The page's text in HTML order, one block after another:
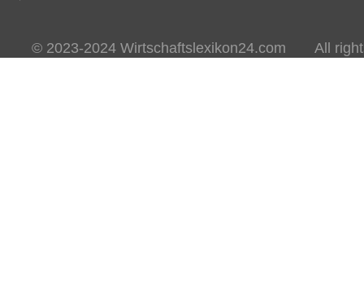
© 2023-2024 Wirtschaftslexikon24.com All